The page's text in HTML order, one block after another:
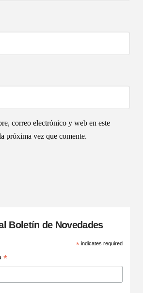
correo electrónico y web en este
próxima vez que comente.
Boletín de Novedades
*indicates required
*